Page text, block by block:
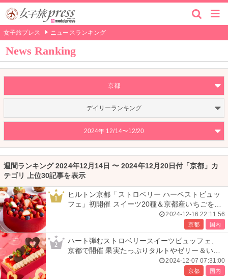
女子旅プレス ニュースランキング
News Ranking
京都
デイリーランキング
2024年 12/14〜12/20
週間ランキング 2024年12月14日 〜 2024年12月20日付「京都」カ
テゴリ 上位30記事を表示
1
ヒルトン京都「ストロベリー ハーベストビュッ
フェ」初開催 スイーツ20種＆京都産いちごを堪
2024-12-16 22:11:56
京都 国内
2
ハート弾むストロベリースイーツビュッフェ、
京都で開催 果実たっぷりタルトやゼリー＆いち
2024-12-07 07:31:00
京都 国内